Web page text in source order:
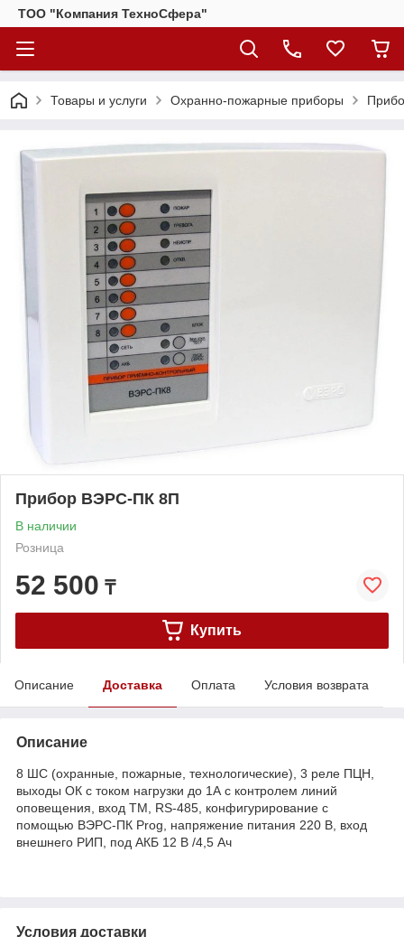
ТОО "Компания ТехноСфера"
Товары и услуги Охранно-пожарные приборы
Прибор ВЭРС-ПК 8П
В наличии
Розница
52 500 ₸
Купить
Описание Доставка Оплата Условия возврата
Описание
8 ШС (охранные, пожарные, технологические), 3 реле ПЦН,
выходы ОК с током нагрузки до 1А с контролем линий
оповещения, вход ТМ, RS-485, конфигурирование с
помощью ВЭРС-ПК Prog, напряжение питания 220 В, вход
внешнего РИП, под АКБ 12 В /4,5 Ач
Условия доставки